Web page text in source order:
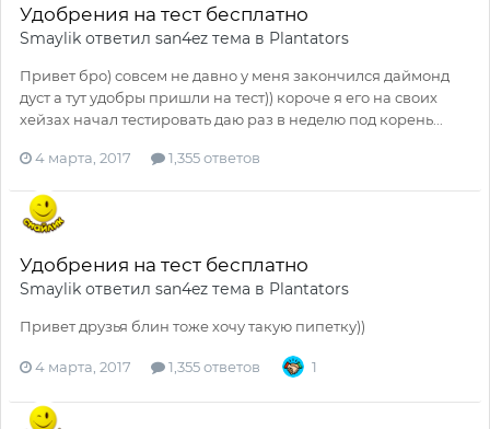
Удобрения на тест бесплатно
Smaylik ответил san4ez тема в Plantators
Привет бро) совсем не давно у меня закончился даймонд
дуст а тут удобры пришли на тест)) короче я его на своих
хейзах начал тестировать даю раз в неделю под корень...
4 марта, 2017 1,355 ответов
Удобрения на тест бесплатно
Smaylik ответил san4ez тема в Plantators
Привет друзья блин тоже хочу такую пипетку))
4 марта, 2017 1,355 ответов 1